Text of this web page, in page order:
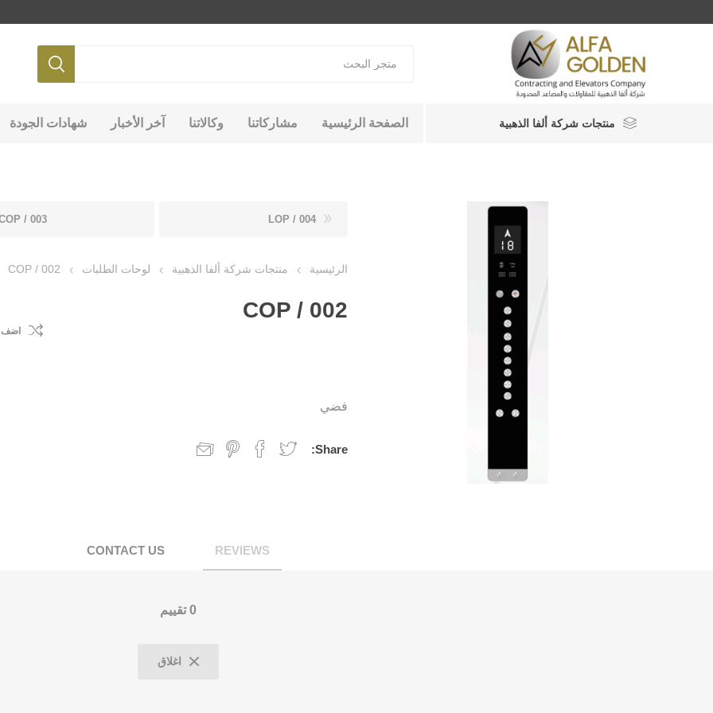
منتجات شركة ألفا الذهبية الصفحة الرئيسية مشاركاتنا وكالاتنا آخر الأخبار شهادات الجودة
LOP / 004
/ 003
الرئيسية منتجات شركة ألفا الذهبية لوحات الطلبات COP / 002
COP / 002
اضف
فضي
Share:
REVIEWS
CONTACT US
0 تقييم
اغلاق